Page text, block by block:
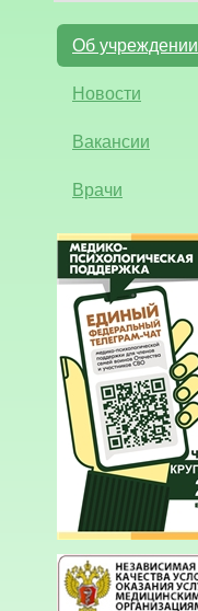
Об учреждении
Новости
Вакансии
Врачи